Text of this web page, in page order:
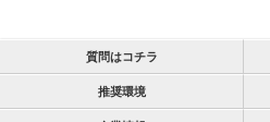
質問はコチラ
推奨環境